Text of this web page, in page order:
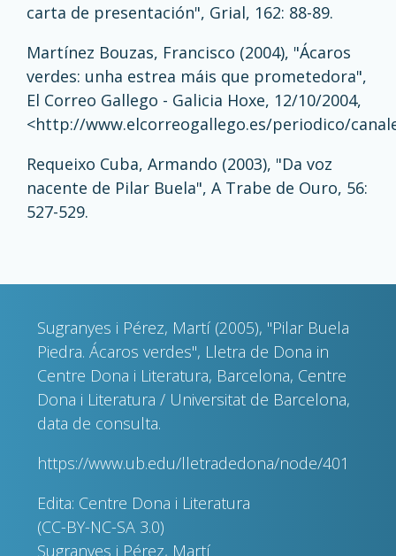
carta de presentación", Grial, 162: 88-89.
Martínez Bouzas, Francisco (2004), "Ácaros
verdes: unha estrea máis que prometedora",
El Correo Gallego - Galicia Hoxe, 12/10/2004,
<http://www.elcorreogallego.es/periodico/
Requeixo Cuba, Armando (2003), "Da voz
nacente de Pilar Buela", A Trabe de Ouro, 56:
527-529.
Sugranyes i Pérez, Martí (2005), "Pilar Buela
Piedra. Ácaros verdes", Lletra de Dona in
Centre Dona i Literatura, Barcelona, Centre
Dona i Literatura / Universitat de Barcelona,
data de consulta.
https://www.ub.edu/lletradedona/node/401
Edita: Centre Dona i Literatura
(CC-BY-NC-SA 3.0)
Sugranyes i Pérez, Martí